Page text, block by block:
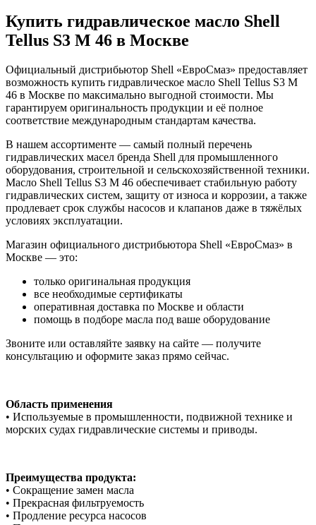
Купить гидравлическое масло Shell
Tellus S3 M 46 в Москве
Официальный дистрибьютор Shell «ЕвроСмаз» предоставляет
возможность купить гидравлическое масло Shell Tellus S3 M
46 в Москве по максимально выгодной стоимости. Мы
гарантируем оригинальность продукции и её полное
соответствие международным стандартам качества.
В нашем ассортименте — самый полный перечень
гидравлических масел бренда Shell для промышленного
оборудования, строительной и сельскохозяйственной техники.
Масло Shell Tellus S3 M 46 обеспечивает стабильную работу
гидравлических систем, защиту от износа и коррозии, а также
продлевает срок службы насосов и клапанов даже в тяжёлых
условиях эксплуатации.
Магазин официального дистрибьютора Shell «ЕвроСмаз» в
Москве — это:
только оригинальная продукция
все необходимые сертификаты
оперативная доставка по Москве и области
помощь в подборе масла под ваше оборудование
Звоните или оставляйте заявку на сайте — получите
консультацию и оформите заказ прямо сейчас.
Область применения
• Используемые в промышленности, подвижной технике и
морских судах гидравлические системы и приводы.
Преимущества продукта:
• Сокращение замен масла
• Прекрасная фильтруемость
• Продление ресурса насосов